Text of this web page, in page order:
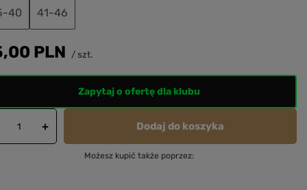
40
41-46
PLN /szt.
Zapytaj o ofertę dla klubu
+ Dodaj do koszyka
Możesz kupić także poprzez: